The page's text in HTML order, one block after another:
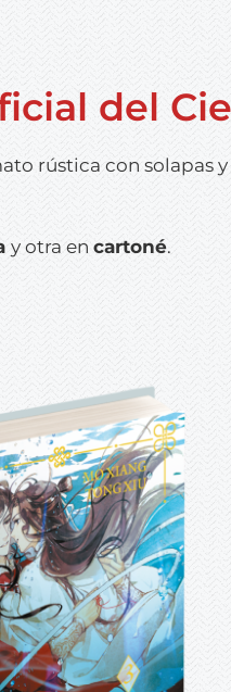
del
rústica con solapas
y otra en cartoné.